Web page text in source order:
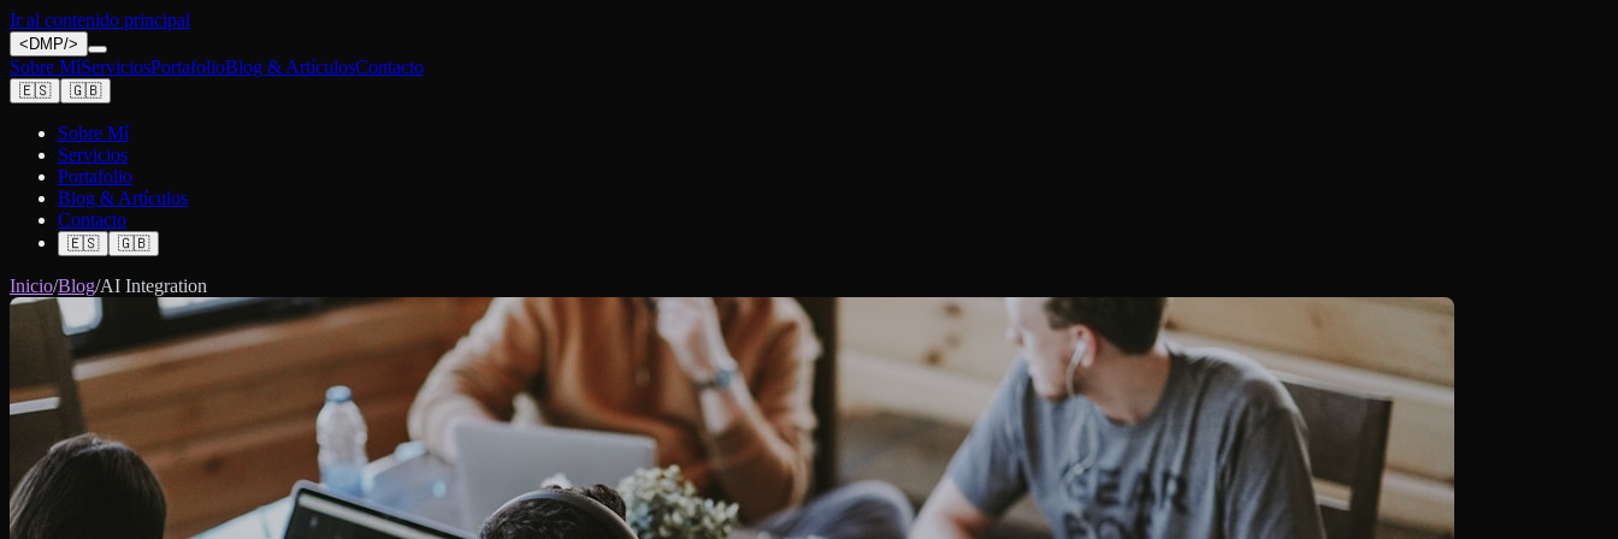
Ir al contenido principal
< DMP/>
Sobre MíServiciosPortafolioBlog & ArtículosContacto
🇪🇸 🇬🇧
Sobre Mí
Servicios
Portafolio
Blog & Artículos
Contacto
🇪🇸 🇬🇧
Inicio/Blog/AI Integration